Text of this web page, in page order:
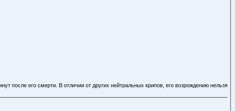
после его смерти. В отличии от других нейтральных крипов, его возрождению нельзя